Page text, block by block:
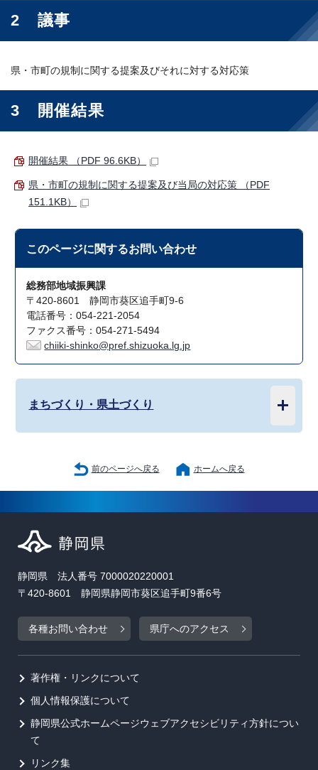
2 議事
県・市町の規制に関する提案及びそれに対する対応策
3 開催結果
開催結果 （PDF 96.6KB）
県・市町の規制に関する提案及び当局の対応策 （PDF
151.1KB）
このページに関するお問い合わせ
総務部地域振興課
〒420-8601 静岡市葵区追手町9-6
電話番号：054-221-2054
ファクス番号：054-271-5494
chiiki-shinko@pref.shizuoka.lg.jp
まちづくり・県土づくり
前のページへ戻る ホームへ戻る
静岡県 法人番号 7000020220001
〒420-8601 静岡県静岡市葵区追手町9番6号
各種お問い合わせ 県庁へのアクセス
著作権・リンクについて
個人情報保護について
静岡県公式ホームページウェブアクセシビリティ方針につい
て
リンク集